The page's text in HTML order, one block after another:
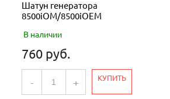
Шатун генератора
8500iOM/8500iOEM
В наличии
760 руб.
- + КУПИТЬ